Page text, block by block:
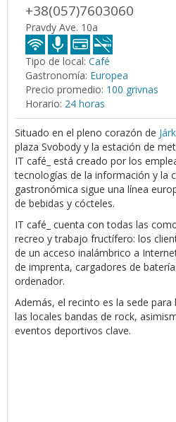
+38(057)7603060
Pravdy Ave. 10a
Tipo de local: Café
Gastronomía: Europea
Precio promedio: 100 grivnas
Horario: 24 horas
Situado en el pleno corazón de
plaza Svobody y la estación de
IT café_ está creado por los
tecnologías de la información y la
gastronómica sigue una línea
de bebidas y cócteles.
IT café_ cuenta con todas las
recreo y trabajo fructífero: los
de un acceso inalámbrico a
de imprenta, cargadores de
ordenador.
Además, el recinto es la sede
las locales bandas de rock,
eventos deportivos clave.